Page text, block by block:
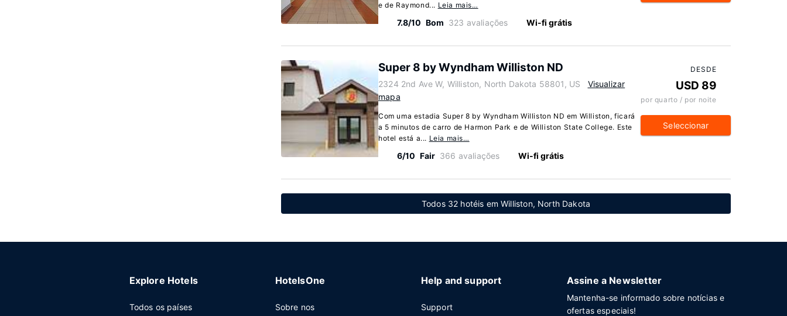
e de Raymond... Leia mais…
7.8/10 Bom 323 avaliações Wi-fi grátis
Super 8 by Wyndham Williston ND
2324 2nd Ave W, Williston, North Dakota 58801, US
Visualizar
mapa
Com uma estadia Super 8 by Wyndham Williston ND em Williston, ficará
a 5 minutos de carro de Harmon Park e de Williston State College. Este
hotel está a... Leia mais…
6/10 Fair 366 avaliações Wi-fi grátis
DESDE
USD 89
por quarto / por noite
Seleccionar
Todos 32 hotéis em Williston, North Dakota
Explore Hotels
Todos os países
HotelsOne
Sobre nos
Help and support
Support
Assine a Newsletter
Mantenha-se informado sobre notícias e
ofertas especiais!